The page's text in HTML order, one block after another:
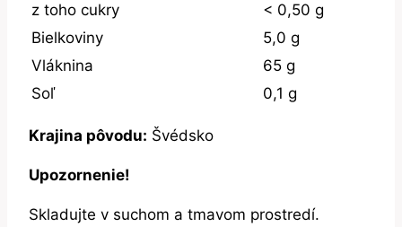
z toho cukry
< 0,50 g
Bielkoviny
5,0 g
Vláknina
65 g
Soľ
0,1 g
Krajina pôvodu: Švédsko
Upozornenie!
Skladujte v suchom a tmavom prostredí.